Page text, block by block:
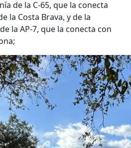
de la C-65, que la conecta
la Costa Brava, y de la
la AP-7, que la conecta con